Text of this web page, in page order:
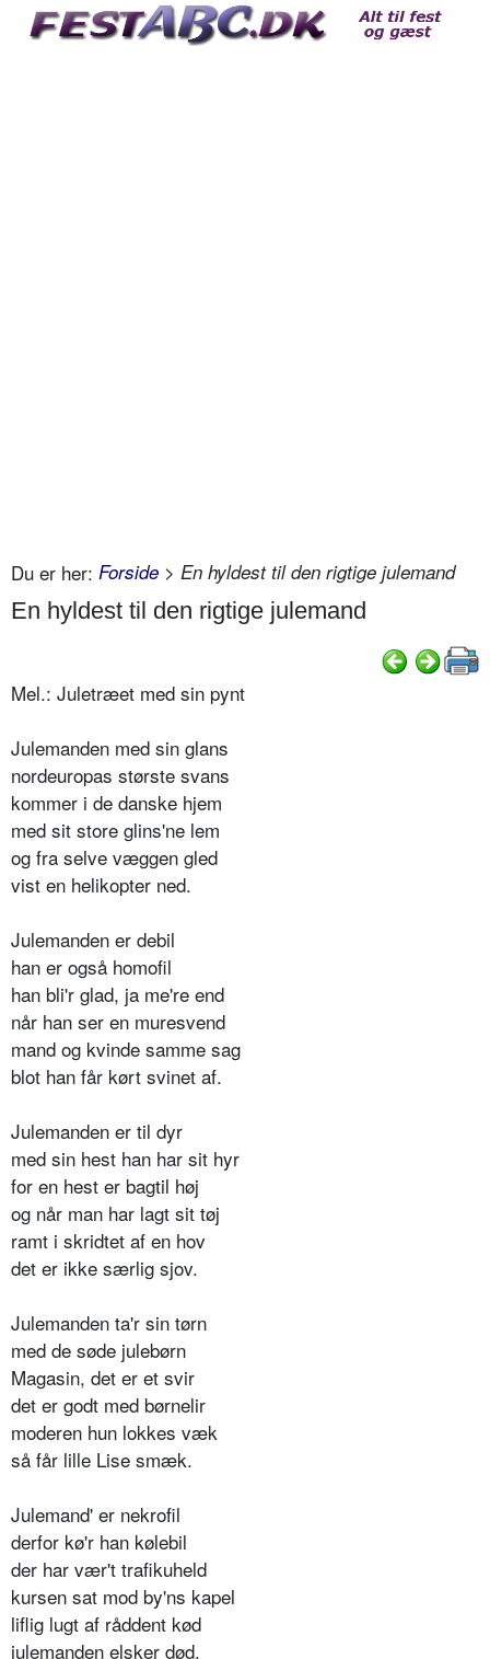
Du er her: Forside > En hyldest til den rigtige julemand
En hyldest til den rigtige julemand
Mel.: Juletræet med sin pynt
Julemanden med sin glans
nordeuropas største svans
kommer i de danske hjem
med sit store glins'ne lem
og fra selve væggen gled
vist en helikopter ned.
Julemanden er debil
han er også homofil
han bli'r glad, ja me're end
når han ser en muresvend
mand og kvinde samme sag
blot han får kørt svinet af.
Julemanden er til dyr
med sin hest han har sit hyr
for en hest er bagtil høj
og når man har lagt sit tøj
ramt i skridtet af en hov
det er ikke særlig sjov.
Julemanden ta'r sin tørn
med de søde julebørn
Magasin, det er et svir
det er godt med børnelir
moderen hun lokkes væk
så får lille Lise smæk.
Julemand' er nekrofil
derfor kø'r han kølebil
der har vær't trafikuheld
kursen sat mod by'ns kapel
liflig lugt af råddent kød
julemanden elsker død.